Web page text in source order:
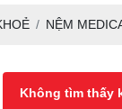
NỆM
Không tìm thấy